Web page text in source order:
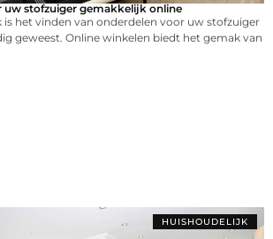
uw stofzuiger gemakkelijk online
het vinden van onderdelen voor uw stofzuiger
geweest. Online winkelen biedt het gemak van
HUISHOUDELIJK